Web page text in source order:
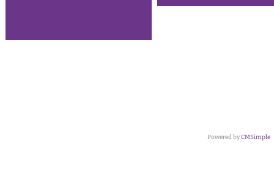
Powered byCMSimple